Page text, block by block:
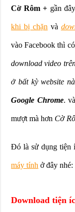
Cờ Rôm + gần
khi bị chặn và
vào Facebook thì
download video
ở bất kỳ website
Google Chrome.
mượt mà hơn Cờ
Đó là sử dụng tiện
máy tính ở đây nhé:
Download tiện